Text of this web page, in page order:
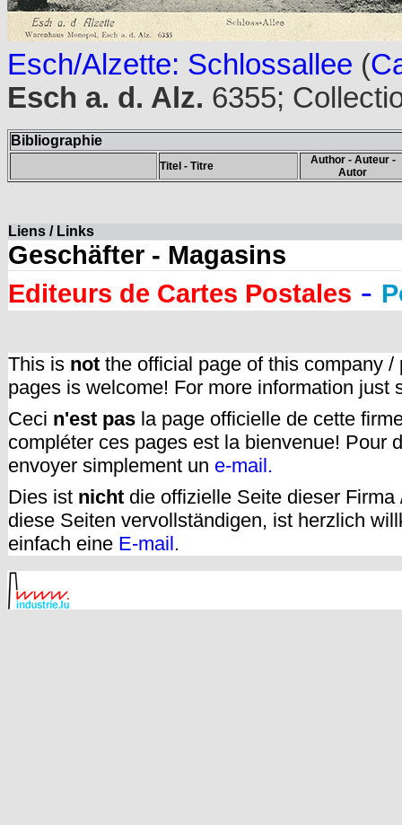
Esch/Alzette: Schlossallee (
Esch a. d. Alz. 6355;
Bibliographie
Titel - Titre
Author - Auteur -
Autor
Liens / Links
Geschäfter - Magasins
Editeurs de Cartes Postales -
This is not the official page of this company
pages is welcome! For more information just
Ceci n'est pas la page officielle de cette
compléter ces pages est la bienvenue! Pour
envoyer simplement un e-mail.
Dies ist nicht die offizielle Seite dieser
diese Seiten vervollständigen, ist herzlich
einfach eine E-mail.